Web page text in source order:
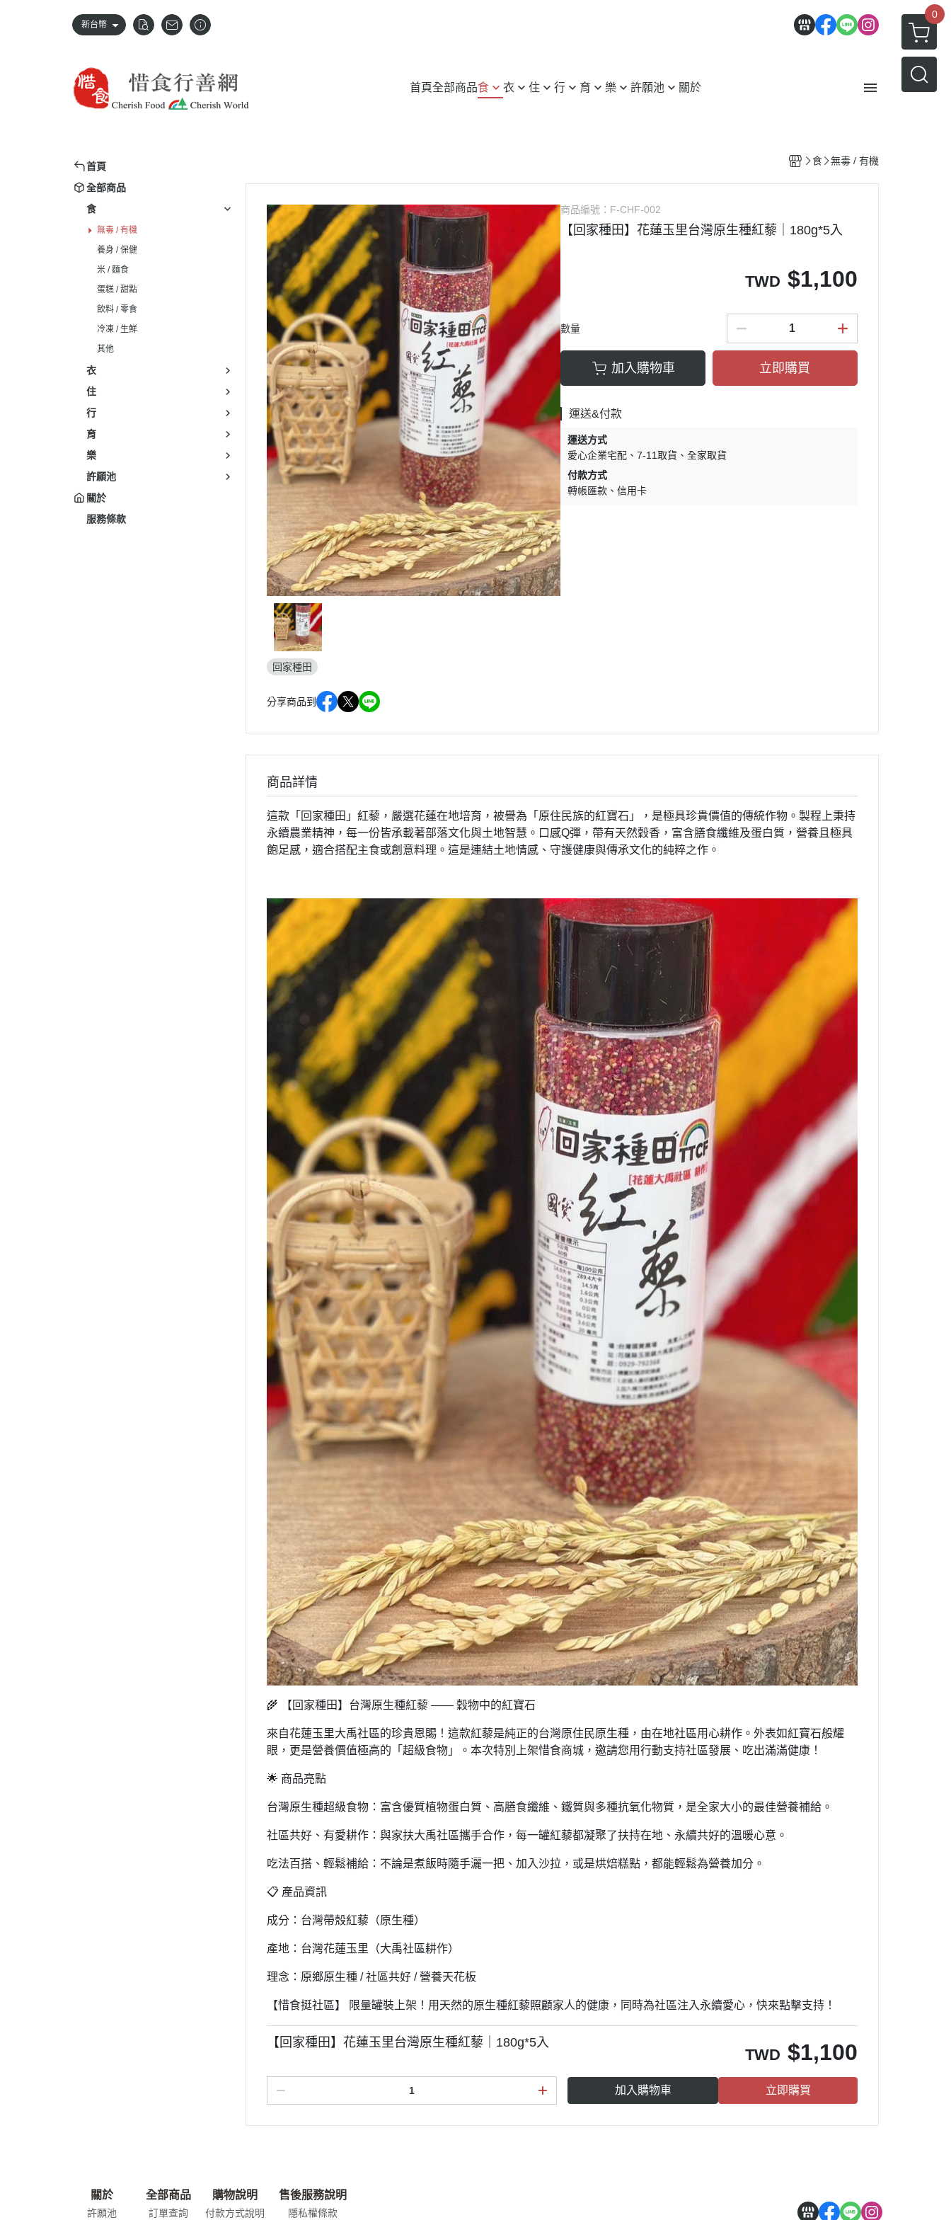
新台幣
0
首頁全部商品食
蛋糕 / 甜點
飲料 / 零食
冷凍 / 生鮮
衣
運動服
其他
住
居家裝飾
修繕 / 建材
其他
行
自行車
其他
育
樂器
益智玩具
實體 / 線上課程
其他
樂
其他
許願池 關於
首頁
全部商品
食
無毒 / 有機
養身 / 保健
米 / 麵食
蛋糕 / 甜點
飲料 / 零食
冷凍 / 生鮮
其他
衣
住
行
育
樂
許願池
關於
服務條款
食 無毒 / 有機
回家種田
分享商品到
商品編號： F-CHF-002
【回家種田】花蓮玉里台灣原生種紅藜｜180g*5入
TWD $1,100
數量
加入購物車 立即購買
運送&付款
運送方式
愛心企業宅配
7-11取貨
全家取貨
付款方式
轉帳匯款
信用卡
商品詳情
這款「回家種田」紅藜，嚴選花蓮在地培育，被譽為「原住民族的紅寶石」，是極具珍貴價值的傳統作物。製程上秉持
永續農業精神，每一份皆承載著部落文化與土地智慧。口感Q彈，帶有天然穀香，富含膳食纖維及蛋白質，營養且極具
飽足感，適合搭配主食或創意料理。這是連結土地情感、守護健康與傳承文化的純粹之作。
🌾 【回家種田】台灣原生種紅藜 —— 穀物中的紅寶石
來自花蓮玉里大禹社區的珍貴恩賜！這款紅藜是純正的台灣原住民原生種，由在地社區用心耕作。外表如紅寶石般耀
眼，更是營養價值極高的「超級食物」。本次特別上架惜食商城，邀請您用行動支持社區發展、吃出滿滿健康！
🌟 商品亮點
台灣原生種超級食物：富含優質植物蛋白質、高膳食纖維、鐵質與多種抗氧化物質，是全家大小的最佳營養補給。
社區共好、有愛耕作：與家扶大禹社區攜手合作，每一罐紅藜都凝聚了扶持在地、永續共好的溫暖心意。
吃法百搭、輕鬆補給：不論是煮飯時隨手灑一把、加入沙拉，或是烘焙糕點，都能輕鬆為營養加分。
📋 產品資訊
成分：台灣帶殼紅藜（原生種）
產地：台灣花蓮玉里（大禹社區耕作）
理念：原鄉原生種 / 社區共好 / 營養天花板
【惜食挺社區】 限量罐裝上架！用天然的原生種紅藜照顧家人的健康，同時為社區注入永續愛心，快來點擊支持！
【回家種田】花蓮玉里台灣原生種紅藜｜180g*5入
TWD $1,100
加入購物車 立即購買
關於
許願池
全部商品
訂單查詢
購物說明
付款方式說明
售後服務說明
隱私權條款